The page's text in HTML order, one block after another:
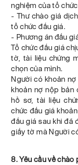
nghiệm của tổ
- Thư chào giá
tổ chức đấu giá.
- Phương án đấu
Tổ chức đấu giá
tờ, tài liệu chứng
chọn của mình.
Người có khoản
khoản nợ nộp bản
hồ sơ, tài liệu
chức đấu giá
đấu giá sau khi đã
giấy tờ mà Người
8. Yêu cầu về chào